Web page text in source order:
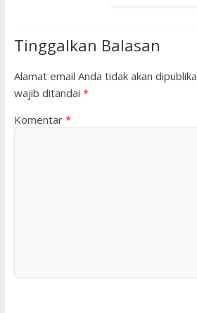
Tinggalkan Balasan
Alamat email Anda tidak akan
wajib ditandai *
Komentar *